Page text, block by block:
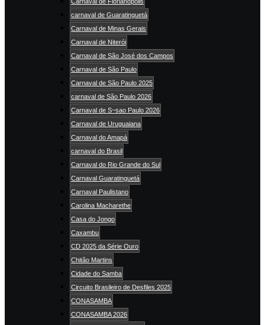
carnaval de Guaratinguetá
Carnaval de Minas Gerais
Carnaval de Niterói
Carnaval de São José dos Campos
Carnaval de São Paulo
Carnaval de São Paulo 2025
carnaval de São Paulo 2026
Carnaval de S~sao Paulo 2026
Carnaval de Uruguaiana
Carnaval do Amapá
carnaval do Brasil
Carnaval do Rio Grande do Sul
Carnaval Guaratinguetá
Carnaval Paulistano
Carolina Macharethe
Casa do Jongo
Caxambu
CD 2025 da Série Ouro
Chitão Martins
Cidade do Samba
Circuito Brasileiro de Desfiles 2025
CONASAMBA
CONASAMBA 2026